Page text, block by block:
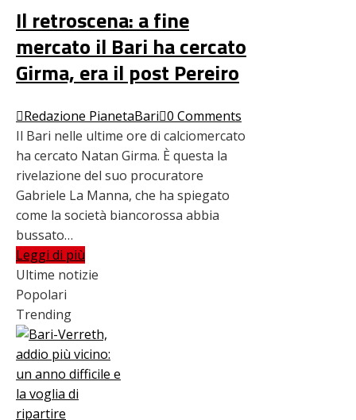
Il retroscena: a fine
mercato il Bari ha cercato
Girma, era il post Pereiro
Redazione PianetaBari 0 Comments
Il Bari nelle ultime ore di calciomercato
ha cercato Natan Girma. È questa la
rivelazione del suo procuratore
Gabriele La Manna, che ha spiegato
come la società biancorossa abbia
bussato…
Leggi di più
Ultime notizie
Popolari
Trending